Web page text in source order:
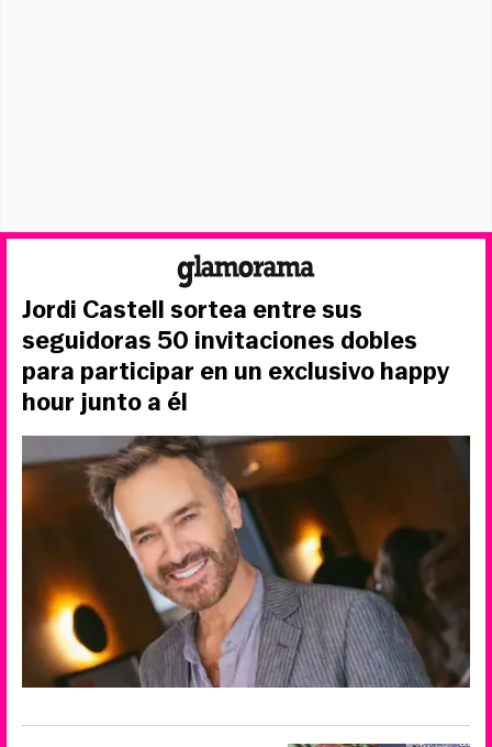
Jordi Castell sortea entre sus
seguidoras 50 invitaciones dobles
para participar en un exclusivo happy
hour junto a él